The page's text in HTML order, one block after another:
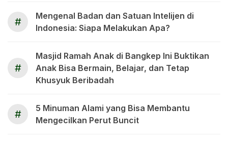
#
Mengenal Badan dan Satuan Intelijen di
Indonesia: Siapa Melakukan Apa?
#
Masjid Ramah Anak di Bangkep Ini Buktikan
Anak Bisa Bermain, Belajar, dan Tetap
Khusyuk Beribadah
#
5 Minuman Alami yang Bisa Membantu
Mengecilkan Perut Buncit